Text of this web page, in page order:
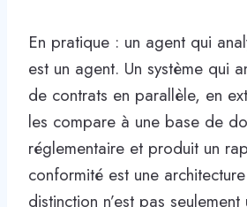
En pratique : un agent qui
est un agent. Un système qui
de contrats en parallèle, en
les compare à une base de
réglementaire et produit un
conformité est une
distinction n’est pas